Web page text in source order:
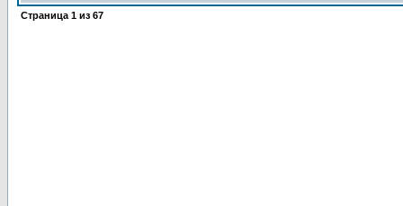
Страница 1 из 67